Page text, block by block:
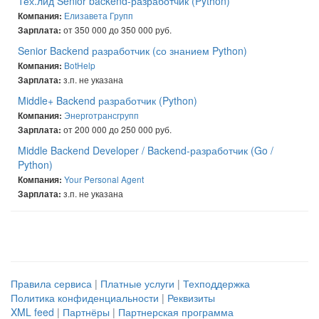
Компания: Елизавета Групп
Зарплата: от 350 000 до 350 000 руб.
Senior Backend разработчик (со знанием Python)
Компания: BotHelp
Зарплата: з.п. не указана
Middle+ Backend разработчик (Python)
Компания: Энерготрансгрупп
Зарплата: от 200 000 до 250 000 руб.
Middle Backend Developer / Backend-разработчик (Go /
Python)
Компания: Your Personal Agent
Зарплата: з.п. не указана
Правила сервиса | Платные услуги | Техподдержка
Политика конфиденциальности | Реквизиты
XML feed | Партнёры | Партнерская программа